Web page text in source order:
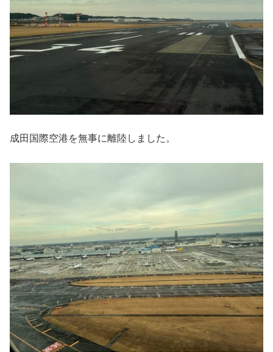
成田国際空港を無事に離陸しました。